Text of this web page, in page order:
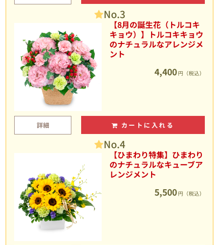
No.3
【8月の誕生花（トルコキ
キョウ）】トルコキキョウ
のナチュラルなアレンジメ
ント
4,400 円（税込）
詳細 カートに入れる
No.4
【ひまわり特集】ひまわり
のナチュラルなキューブア
レンジメント
5,500 円（税込）